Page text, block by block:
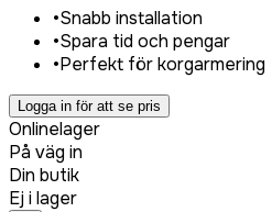
•Snabb installation
•Spara tid och pengar
•Perfekt för korgarmering
Logga in för att se pris
Onlinelager
På väg in
Din butik
Ej i lager